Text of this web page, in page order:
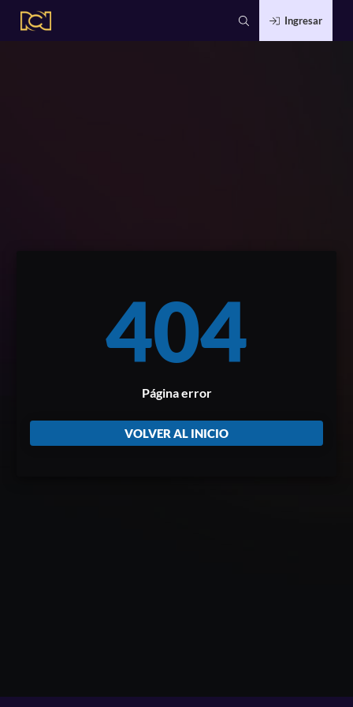
Ingresar
404
Página error
VOLVER AL INICIO